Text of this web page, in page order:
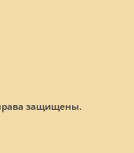
защищены.